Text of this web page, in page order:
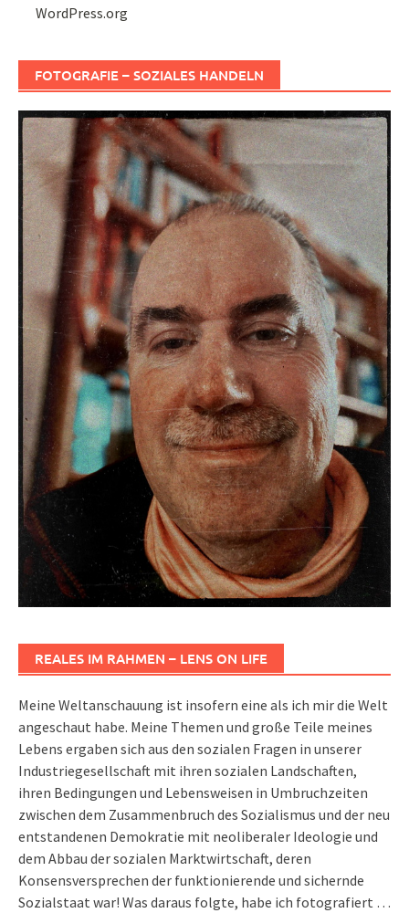
WordPress.org
FOTOGRAFIE – SOZIALES HANDELN
REALES IM RAHMEN – LENS ON LIFE
Meine Weltanschauung ist insofern eine als ich mir die Welt
angeschaut habe. Meine Themen und große Teile meines
Lebens ergaben sich aus den sozialen Fragen in unserer
Industriegesellschaft mit ihren sozialen Landschaften,
ihren Bedingungen und Lebensweisen in Umbruchzeiten
zwischen dem Zusammenbruch des Sozialismus und der neu
entstandenen Demokratie mit neoliberaler Ideologie und
dem Abbau der sozialen Marktwirtschaft, deren
Konsensversprechen der funktionierende und sichernde
Sozialstaat war! Was daraus folgte, habe ich fotografiert …